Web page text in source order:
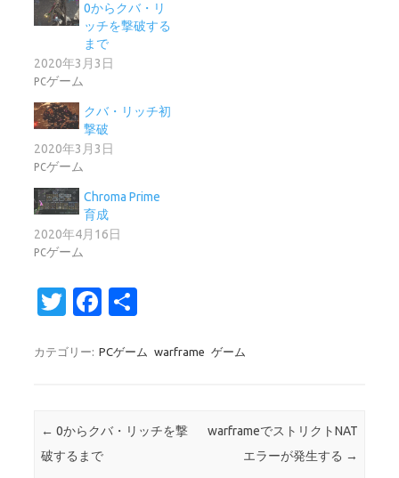
0からクバ・リ
ッチを撃破する
まで
2020年3月3日
PCゲーム
クバ・リッチ初
撃破
2020年3月3日
PCゲーム
Chroma Prime
育成
2020年4月16日
PCゲーム
T
it
Fa
e
o
カテゴリー: PCゲーム warframe ゲーム
投稿ナビゲーション
← 0からクバ・リッチを撃
破するまで
warframeでストリクトNAT
エラーが発生する →